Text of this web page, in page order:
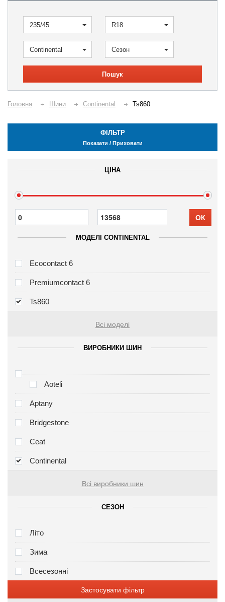
235/45 R18
Continental Сезон
Пошук
Головна Шини Continental Ts860
ФІЛЬТР
Показати / Приховати
ЦІНА
ОК
МОДЕЛІ CONTINENTAL
Ecocontact 6
Premiumcontact 6
Ts860
Всі моделі
ВИРОБНИКИ ШИН
Aoteli
Aptany
Bridgestone
Ceat
Continental
Всі виробники шин
СЕЗОН
Літо
Зима
Всесезонні
Застосувати фільтр